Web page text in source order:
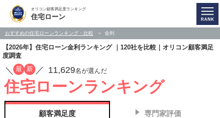
オリコン顧客満足度ランキング
住宅ローン
おすすめの住宅ローンランキング・比較 金利
【2026年】住宅ローン金利ランキング ｜120社を比較｜オリコン顧客満足
度調査
／ 最 新 ／ 11,629名が選んだ
住宅ローンランキング
顧客満足度 専門家評価